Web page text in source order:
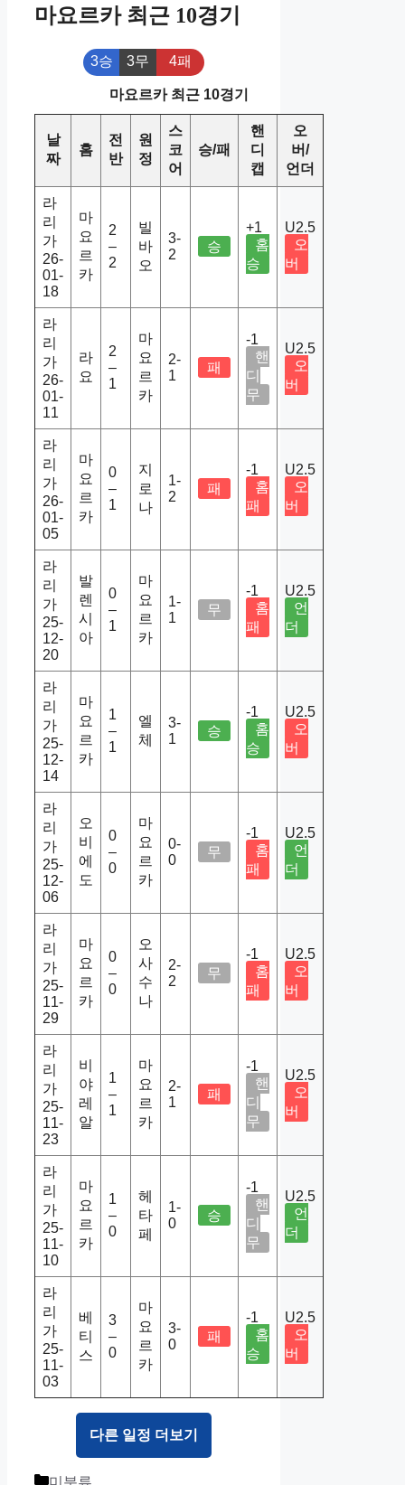
마요르카 최근 10경기
3승 3무 4패
마요르카 최근 10경기
날
짜
홈
전
반
원
정
스
코
어
승/패
핸
디
캡
오
버/
언더
라
리
가
26-
01-
18
마
요
르
카
2
–
2
빌
바
오
3-
2
승
+1
홈
승
U2.5
오
버
라
리
가
26-
01-
11
라
요
2
–
1
마
요
르
카
2-
1
패
-1
핸
디
무
U2.5
오
버
라
리
가
26-
01-
05
마
요
르
카
0
–
1
지
로
나
1-
2
패
-1
홈
패
U2.5
오
버
라
리
가
25-
12-
20
발
렌
시
아
0
–
1
마
요
르
카
1-
1
무
-1
홈
패
U2.5
언
더
라
리
가
25-
12-
14
마
요
르
카
1
–
1
엘
체
3-
1
승
-1
홈
승
U2.5
오
버
라
리
가
25-
12-
06
오
비
에
도
0
–
0
마
요
르
카
0-
0
무
-1
홈
패
U2.5
언
더
라
리
가
25-
11-
29
마
요
르
카
0
–
0
오
사
수
나
2-
2
무
-1
홈
패
U2.5
오
버
라
리
가
25-
11-
23
비
야
레
알
1
–
1
마
요
르
카
2-
1
패
-1
핸
디
무
U2.5
오
버
라
리
가
25-
11-
10
마
요
르
카
1
–
0
헤
타
페
1-
0
승
-1
핸
디
무
U2.5
언
더
라
리
가
25-
11-
03
베
티
스
3
–
0
마
요
르
카
3-
0
패
-1
홈
승
U2.5
오
버
다른 일정 더보기
Categories
미분류